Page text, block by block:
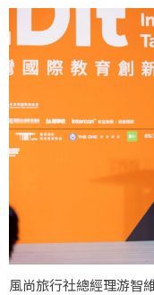
風尚旅行社總經理游智